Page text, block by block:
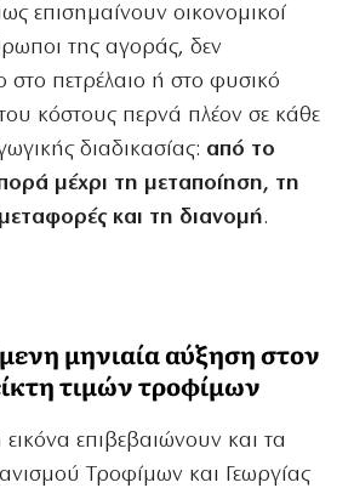
επισημαίνουν οικονομικοί
της αγοράς, δεν
στο πετρέλαιο ή στο φυσικό
κόστους περνά πλέον σε κάθε
διαδικασίας: από το
μέχρι τη μεταποίηση, τη
και τη διανομή.
μηνιαία αύξηση στον
τιμών τροφίμων
επιβεβαιώνουν και τα
Τροφίμων και Γεωργίας